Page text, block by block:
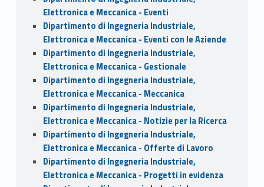
Elettronica e Meccanica - Eventi
Dipartimento di Ingegneria Industriale,
Elettronica e Meccanica - Eventi con le Aziende
Dipartimento di Ingegneria Industriale,
Elettronica e Meccanica - Gestionale
Dipartimento di Ingegneria Industriale,
Elettronica e Meccanica - Meccanica
Dipartimento di Ingegneria Industriale,
Elettronica e Meccanica - Notizie per la Ricerca
Dipartimento di Ingegneria Industriale,
Elettronica e Meccanica - Offerte di Lavoro
Dipartimento di Ingegneria Industriale,
Elettronica e Meccanica - Progetti in evidenza